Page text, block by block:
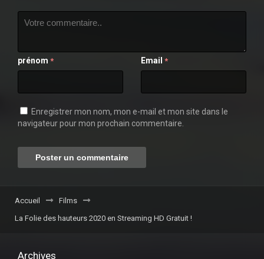
prénom * Email *
Enregistrer mon nom, mon e-mail et mon site dans le
navigateur pour mon prochain commentaire.
Accueil
Films
La Folie des hauteurs 2020 en Streaming HD Gratuit !
Archives